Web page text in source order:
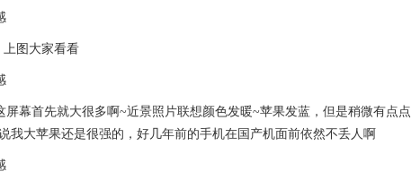
图大家看看
屏幕首先就大很多啊~近景照片联想颜色发暖~苹果发蓝，但是稍微有点点
我大苹果还是很强的，好几年前的手机在国产机面前依然不丢人啊